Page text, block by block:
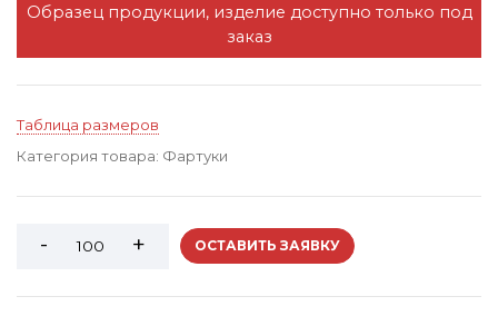
Образец продукции, изделие доступно только под
заказ
Таблица размеров
Категория товара: Фартуки
ОСТАВИТЬ ЗАЯВКУ